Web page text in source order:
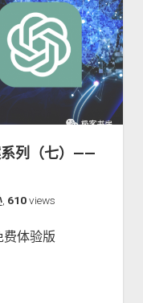
系列（七）——
, 610views
费体验版